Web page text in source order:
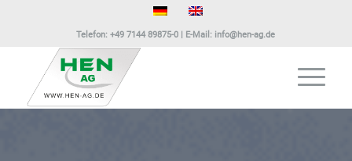
Telefon:+49 7144 89875-0 | E-Mail: info@hen-ag.de